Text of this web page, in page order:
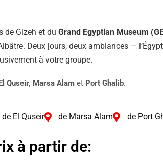
de Gizeh et du Grand Egyptian Museum
Deux jours, deux ambiances —
à votre groupe.
Quseir, Marsa Alamet Port Ghalib.
de El Quseir de Marsa Alam de Port
à partir de: